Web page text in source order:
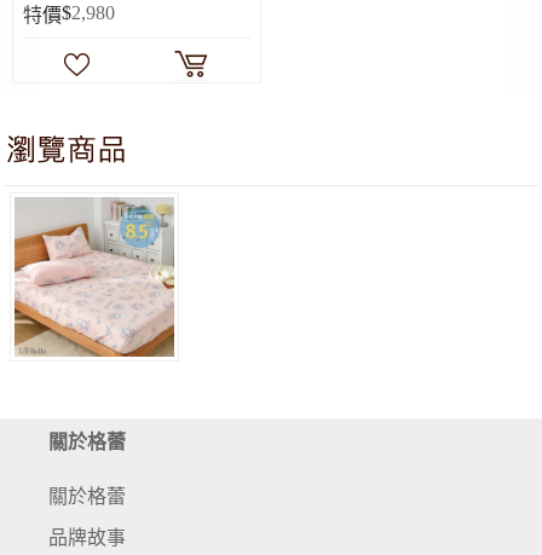
(超值組合)義大利La Belle《Sanrio-夢幻甜
特價$2,980
關於格蕾
關於格蕾
品牌故事